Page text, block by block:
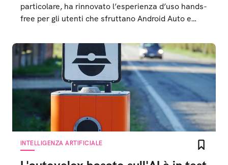
particolare, ha rinnovato l’esperienza d’uso hands-
free per gli utenti che sfruttano Android Auto e
INTELLIGENZA ARTIFICIALE